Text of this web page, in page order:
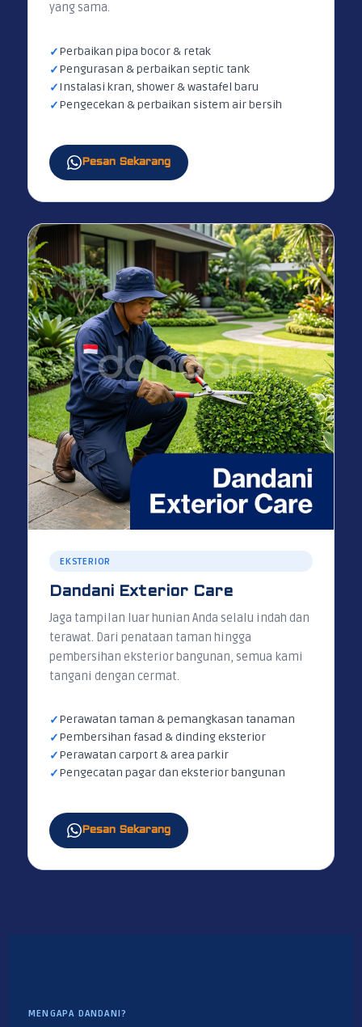
yang sama.
Perbaikan pipa bocor & retak
Pengurasan & perbaikan septic tank
Instalasi kran, shower & wastafel baru
Pengecekan & perbaikan sistem air bersih
Pesan Sekarang
EKSTERIOR
Dandani Exterior Care
Jaga tampilan luar hunian Anda selalu indah dan
terawat. Dari penataan taman hingga
pembersihan eksterior bangunan, semua kami
tangani dengan cermat.
Perawatan taman & pemangkasan tanaman
Pembersihan fasad & dinding eksterior
Perawatan carport & area parkir
Pengecatan pagar dan eksterior bangunan
Pesan Sekarang
MENGAPA DANDANI?